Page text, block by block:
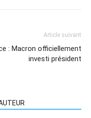
Article suivant
: Macron officiellement
investi président